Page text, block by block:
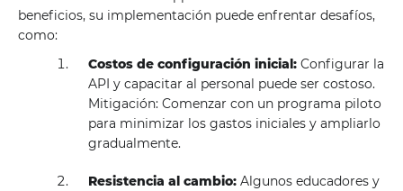
beneficios, su implementación puede enfrentar desafíos,
como:
Costos de configuración inicial: Configurar la
API y capacitar al personal puede ser costoso.
Mitigación: Comenzar con un programa piloto
para minimizar los gastos iniciales y ampliarlo
gradualmente.
Resistencia al cambio: Algunos educadores y